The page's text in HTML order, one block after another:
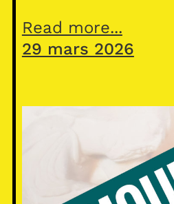
Read more...
29 mars 2026